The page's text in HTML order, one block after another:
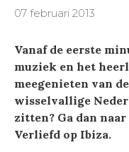
07 februari 2013
Vanaf de eerste
muziek en het
meegenieten van
wisselvallige
zitten? Ga dan
Verliefd op Ibiza.